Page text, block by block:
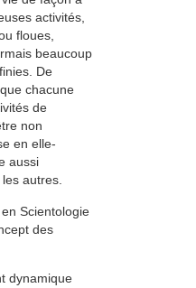
activités,
floues,
beaucoup
De
chacune
de
non
en elle-
aussi
les autres.
Scientologie
des
dynamique